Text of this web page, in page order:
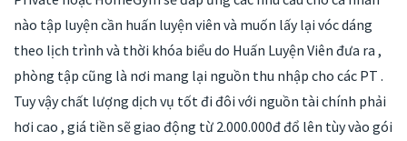
nào tập luyện cần huấn luyện viên và muốn lấy lại vóc dáng
theo lịch trình và thời khóa biểu do Huấn Luyện Viên đưa ra ,
phòng tập cũng là nơi mang lại nguồn thu nhập cho các PT .
Tuy vậy chất lượng dịch vụ tốt đi đôi với nguồn tài chính phải
hơi cao , giá tiền sẽ giao động từ 2.000.000đ đổ lên tùy vào gói